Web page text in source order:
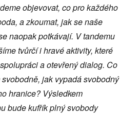
objevovat, co pro každého
a zkoumat, jak se naše
naopak potkávají. V tandemu
tvůrčí i hravé aktivity, které
a otevřený dialog. Co
jak vypadá svobodný
hranice? Výsledkem
bude kufřík plný svobody